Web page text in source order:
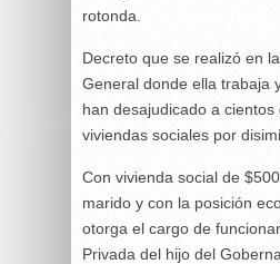
rotonda.
Decreto que se realizó en
General donde ella trabaja
han desajudicado a
viviendas sociales por
Con vivienda social de
marido y con la posición
otorga el cargo de
Privada del hijo del